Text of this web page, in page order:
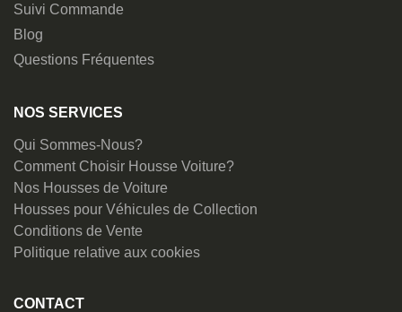
Suivi Commande
Blog
Questions Fréquentes
NOS SERVICES
Qui Sommes-Nous?
Comment Choisir Housse Voiture?
Nos Housses de Voiture
Housses pour Véhicules de Collection
Conditions de Vente
Politique relative aux cookies
CONTACT